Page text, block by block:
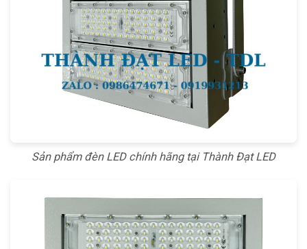
Sản phẩm đèn LED chính hãng tại Thành Đạt LED